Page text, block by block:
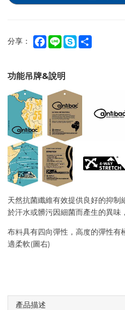
分享： Facebook
Line Skype
功能吊牌&說明
天然抗菌纖維有效提供良好的抑制
於汗水或髒污因細菌而產生的異味
布料具有四向彈性，高度的彈性有
適柔軟(圖右)
產品描述